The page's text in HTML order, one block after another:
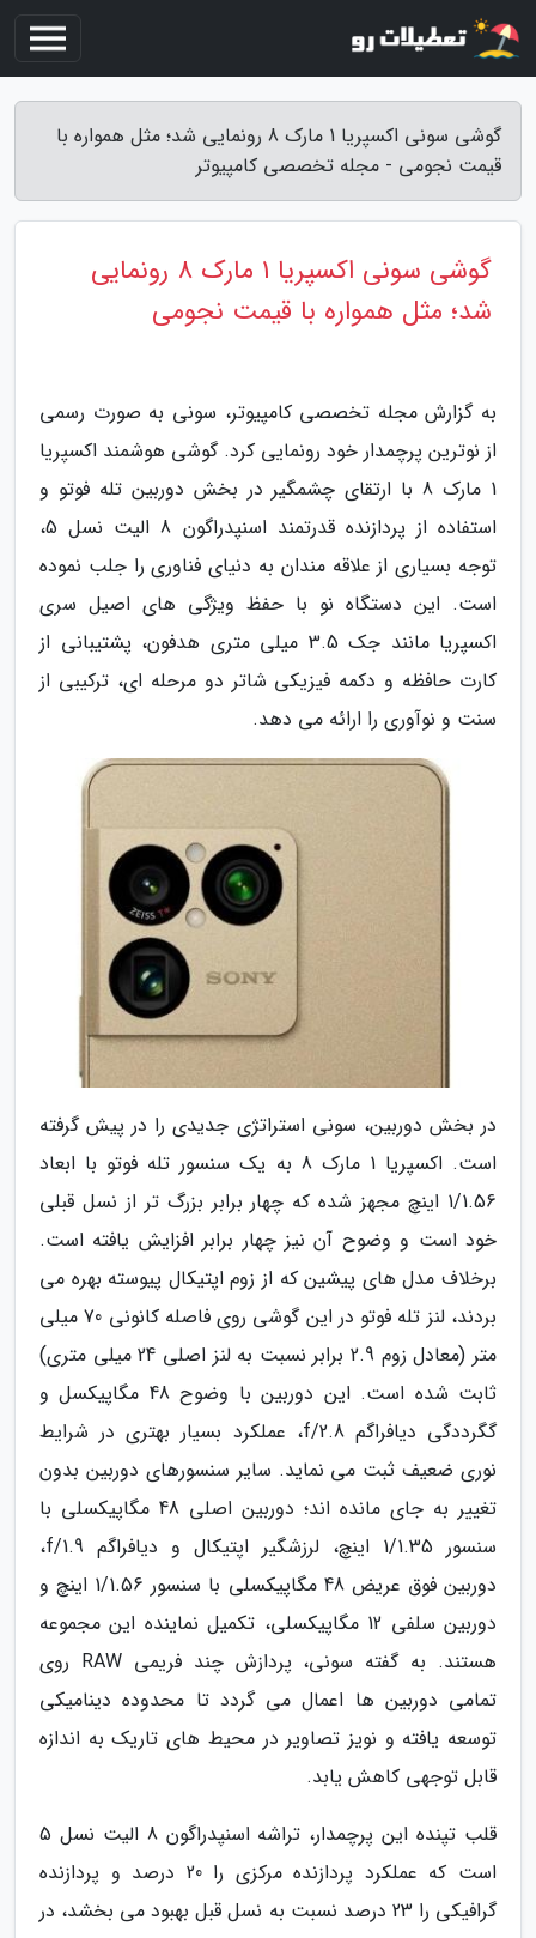
گوشی سونی اکسپریا 1 مارک 8 رونمایی شد؛ مثل همواره با
قیمت نجومی - مجله تخصصی کامپیوتر
گوشی سونی اکسپریا 1 مارک 8 رونمایی
شد؛ مثل همواره با قیمت نجومی
به گزارش مجله تخصصی کامپیوتر، سونی به صورت رسمی
از نوترین پرچمدار خود رونمایی کرد. گوشی هوشمند اکسپریا
1 مارک 8 با ارتقای چشمگیر در بخش دوربین تله فوتو و
استفاده از پردازنده قدرتمند اسنپدراگون 8 الیت نسل 5،
توجه بسیاری از علاقه مندان به دنیای فناوری را جلب نموده
است. این دستگاه نو با حفظ ویژگی های اصیل سری
اکسپریا مانند جک 3.5 میلی متری هدفون، پشتیبانی از
کارت حافظه و دکمه فیزیکی شاتر دو مرحله ای، ترکیبی از
سنت و نوآوری را ارائه می دهد.
در بخش دوربین، سونی استراتژی جدیدی را در پیش گرفته
است. اکسپریا 1 مارک 8 به یک سنسور تله فوتو با ابعاد
1/1.56 اینچ مجهز شده که چهار برابر بزرگ تر از نسل قبلی
خود است و وضوح آن نیز چهار برابر افزایش یافته است.
برخلاف مدل های پیشین که از زوم اپتیکال پیوسته بهره می
بردند، لنز تله فوتو در این گوشی روی فاصله کانونی 70 میلی
متر (معادل زوم 2.9 برابر نسبت به لنز اصلی 24 میلی متری)
ثابت شده است. این دوربین با وضوح 48 مگاپیکسل و
گگرددگی دیافراگم f/2.8، عملکرد بسیار بهتری در شرایط
نوری ضعیف ثبت می نماید. سایر سنسورهای دوربین بدون
تغییر به جای مانده اند؛ دوربین اصلی 48 مگاپیکسلی با
سنسور 1/1.35 اینچ، لرزشگیر اپتیکال و دیافراگم f/1.9،
دوربین فوق عریض 48 مگاپیکسلی با سنسور 1/1.56 اینچ و
دوربین سلفی 12 مگاپیکسلی، تکمیل نماینده این مجموعه
هستند. به گفته سونی، پردازش چند فریمی RAW روی
تمامی دوربین ها اعمال می گردد تا محدوده دینامیکی
توسعه یافته و نویز تصاویر در محیط های تاریک به اندازه
قابل توجهی کاهش یابد.
قلب تپنده این پرچمدار، تراشه اسنپدراگون 8 الیت نسل 5
است که عملکرد پردازنده مرکزی را 20 درصد و پردازنده
گرافیکی را 23 درصد نسبت به نسل قبل بهبود می بخشد، در